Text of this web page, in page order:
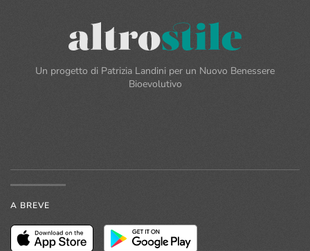
Un progetto di Patrizia Landini per un Nuovo Benessere
Bioevolutivo
A BREVE